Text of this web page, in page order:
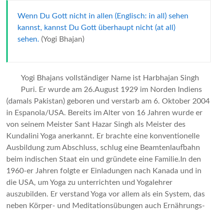
Wenn Du Gott nicht in allen (Englisch: in all) sehen
kannst, kannst Du Gott überhaupt nicht (at all)
sehen. (Yogi Bhajan)
Yogi Bhajans vollständiger Name ist Harbhajan Singh
Puri. Er wurde am 26.August 1929 im Norden Indiens
(damals Pakistan) geboren und verstarb am 6. Oktober 2004
in Espanola/USA. Bereits im Alter von 16 Jahren wurde er
von seinem Meister Sant Hazar Singh als Meister des
Kundalini Yoga anerkannt. Er brachte eine konventionelle
Ausbildung zum Abschluss, schlug eine Beamtenlaufbahn
beim indischen Staat ein und gründete eine Familie.In den
1960-er Jahren folgte er Einladungen nach Kanada und in
die USA, um Yoga zu unterrichten und Yogalehrer
auszubilden. Er verstand Yoga vor allem als ein System, das
neben Körper- und Meditationsübungen auch Ernährungs-